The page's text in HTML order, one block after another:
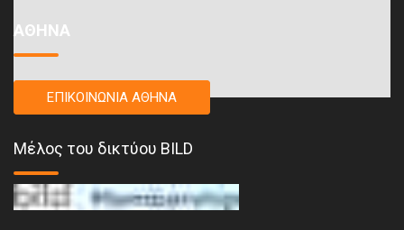
ΑΘΗΝΑ
ΕΠΙΚΟΙΝΩΝΙΑ ΑΘΗΝΑ
Μέλος του δικτύου BILD